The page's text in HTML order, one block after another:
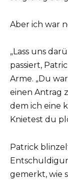
Aber ich war
„Lass uns
passiert,
Arme. „Du
einen Antrag
dem ich eine
Knietest du
Patrick
gemerkt, wie